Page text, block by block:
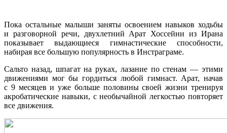
Пока остальные малыши заняты освоением навыков ходьбы
и разговорной речи, двухлетний Арат Хоссейни из Ирана
показывает выдающиеся гимнастические способности,
набирая все большую популярность в Инстраграме.
Сальто назад, шпагат на руках, лазание по стенам — этими
движениями мог бы гордиться любой гимнаст. Арат, начав
с 9 месяцев и уже больше половины своей жизни тренируя
акробатические навыки, с необычайной легкостью повторяет
все движения.